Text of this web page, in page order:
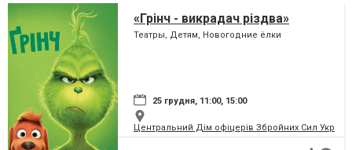
«Грінч - викрадач різдва»
Театры, Детям, Новогодние ёлки
25 грудня, 11:00, 15:00
Центральний Дім офіцерів Збройних Сил